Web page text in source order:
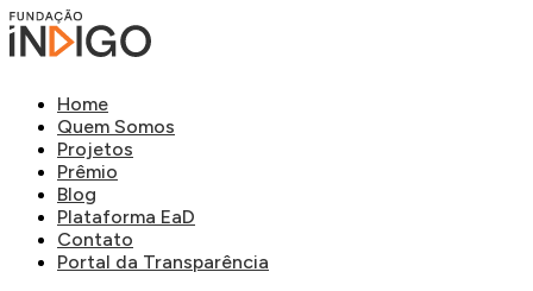
Home
Quem Somos
Projetos
Prêmio
Blog
Plataforma EaD
Contato
Portal da Transparência